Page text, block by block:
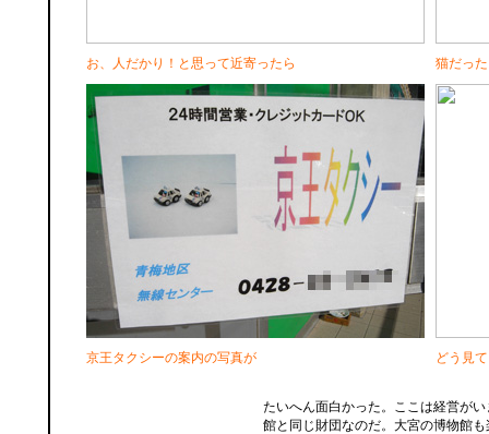
お、人だかり！と思って近寄ったら 猫だっ
京王タクシーの案内の写真が どう見
たいへん面白かった。ここは経営が
館と同じ財団なのだ。大宮の博物館